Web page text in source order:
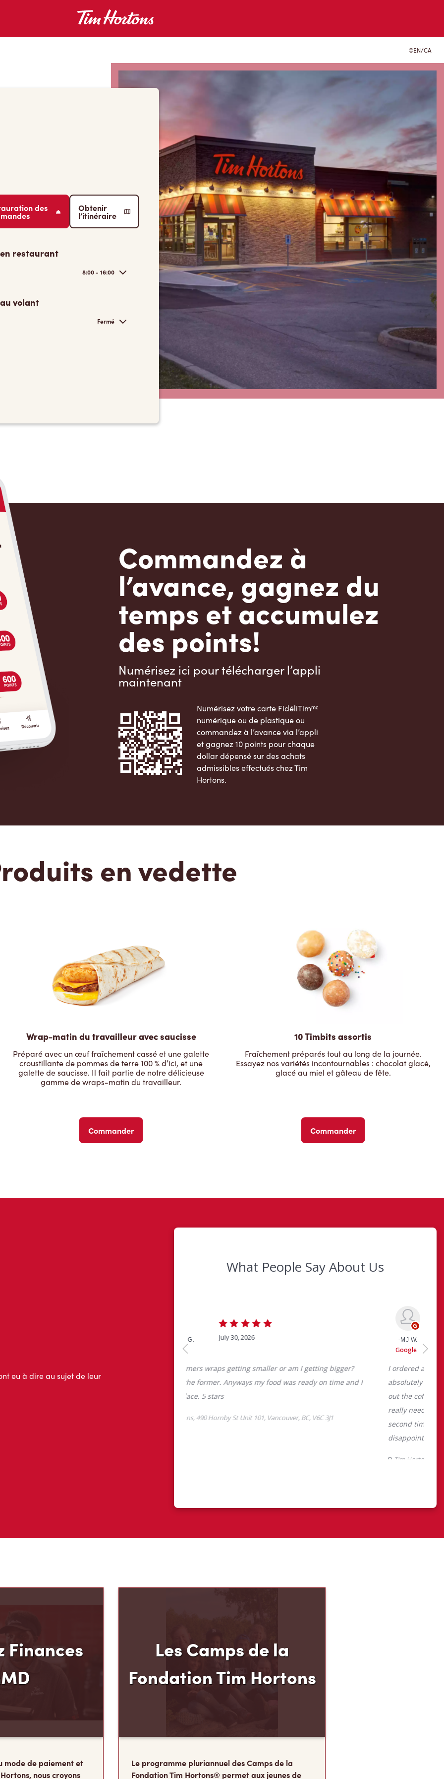
EN/CA
des Obtenir
l’itinéraire
restaurant
8:00 - 16:00
volant
Fermé
Commandez à
l’avance, gagnez du
temps et accumulez
des points!
Numérisez ici pour télécharger l’appli
maintenant
Numérisez votre carte FidéliTimᵐᶜ
numérique ou de plastique ou
commandez à l’avance via l’appli
et gagnez 10 points pour chaque
dollar dépensé sur des achats
admissibles effectués chez Tim
Hortons.
en vedette
Wrap-matin du travailleur avec saucisse
Préparé avec un œuf fraîchement cassé et une galette
croustillante de pommes de terre 100 % d’ici, et une
galette de saucisse. Il fait partie de notre délicieuse
gamme de wraps-matin du travailleur.
Commander
10 Timbits assortis
Fraîchement préparés tout au long de la journée.
Essayez nos variétés incontournables : chocolat glacé,
glacé au miel et gâteau de fête.
Commander
eu à dire au sujet de leur
Finances
mode de paiement et
nous croyons
Les Camps de la
Fondation Tim Hortons
Le programme pluriannuel des Camps de la
Fondation Tim Hortons® permet aux jeunes de